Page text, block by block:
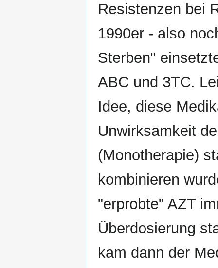
Resistenzen bei
1990er - also
Sterben"
ABC und 3TC.
Idee, diese
Unwirksamkeit
(Monotherapie)
kombinieren
"erprobte" AZT
Überdosierung
kam dann der